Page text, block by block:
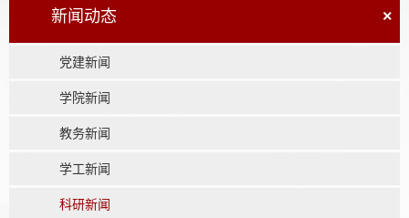
新闻动态 ×
党建新闻
学院新闻
教务新闻
学工新闻
科研新闻